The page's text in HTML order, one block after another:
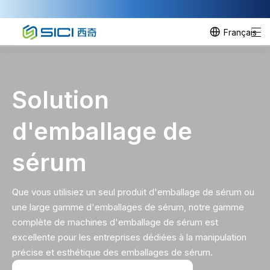
Français
Solution
d'emballage de
sérum
Que vous utilisiez un seul produit d'emballage de sérum ou
une large gamme d'emballages de sérum, notre gamme
complète de machines d'emballage de sérum est
excellente pour les entreprises dédiées à la manipulation
précise et esthétique des emballages de sérum.